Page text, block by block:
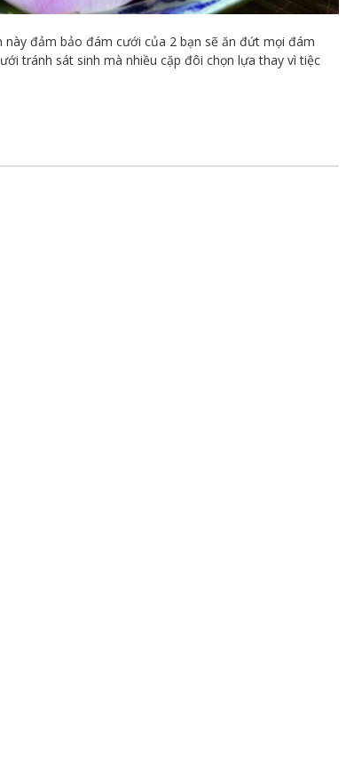
đảm bảo đám cưới của 2 bạn sẽ ăn đứt mọi đám
tránh sát sinh mà nhiều cặp đôi chọn lựa thay vì tiệc